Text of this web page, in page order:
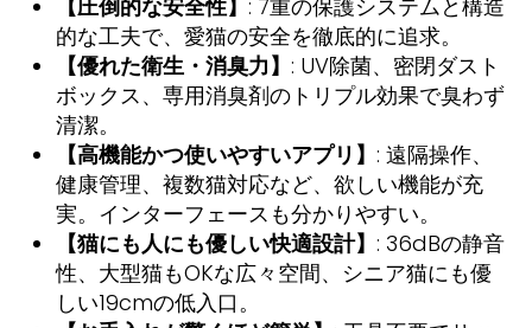
【圧倒的な安全性】 : 7重の保護システムと構造
的な工夫で、愛猫の安全を徹底的に追求。
【優れた衛生・消臭力】 : UV除菌、密閉ダスト
ボックス、専用消臭剤のトリプル効果で臭わず
清潔。
【高機能かつ使いやすいアプリ】 : 遠隔操作、
健康管理、複数猫対応など、欲しい機能が充
実。インターフェースも分かりやすい。
【猫にも人にも優しい快適設計】 : 36dBの静音
性、大型猫もOKな広々空間、シニア猫にも優
しい19cmの低入口。